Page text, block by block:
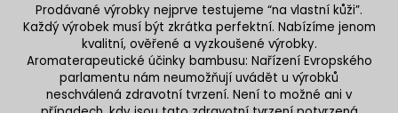
Prodávané výrobky nejprve testujeme “na vlastní kůži”.
Každý výrobek musí být zkrátka perfektní. Nabízíme jenom
kvalitní, ověřené a vyzkoušené výrobky.
Aromaterapeutické účinky bambusu: Nařízení Evropského
parlamentu nám neumožňují uvádět u výrobků
neschválená zdravotní tvrzení. Není to možné ani v